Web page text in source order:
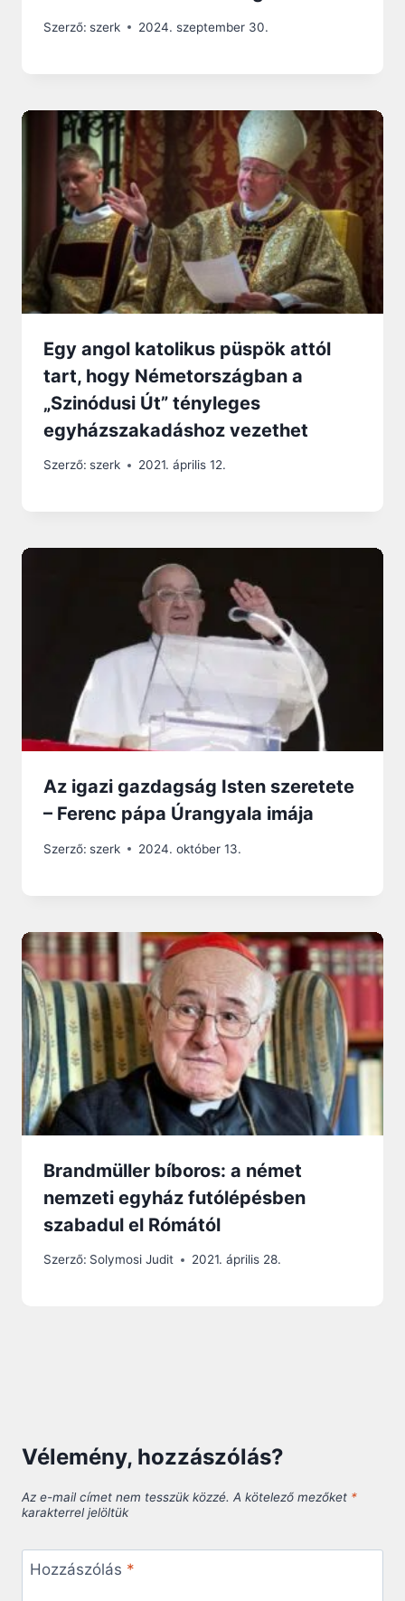
Szerző: szerk 2024. szeptember 30.
Egy angol katolikus püspök attól
tart, hogy Németországban a
„Szinódusi Út” tényleges
egyházszakadáshoz vezethet
Szerző: szerk 2021. április 12.
Az igazi gazdagság Isten szeretete
– Ferenc pápa Úrangyala imája
Szerző: szerk 2024. október 13.
Brandmüller bíboros: a német
nemzeti egyház futólépésben
szabadul el Rómától
Szerző: Solymosi Judit 2021. április 28.
Vélemény, hozzászólás?
Az e-mail címet nem tesszük közzé. A kötelező mezőket *
karakterrel jelöltük
Hozzászólás *